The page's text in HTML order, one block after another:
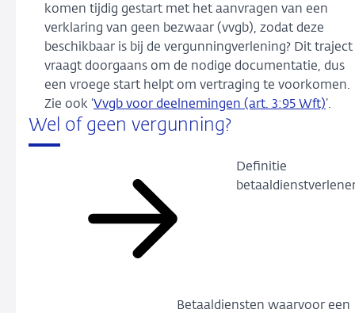
komen tijdig gestart met het aanvragen van een
verklaring van geen bezwaar (vvgb), zodat deze
beschikbaar is bij de vergunningverlening? Dit traject
vraagt doorgaans om de nodige documentatie, dus
een vroege start helpt om vertraging te voorkomen.
Zie ook ‘Vvgb voor deelnemingen (art. 3:95 Wft)’.
Wel of geen vergunning?
Definitie
Betaaldiensten waarvoor een